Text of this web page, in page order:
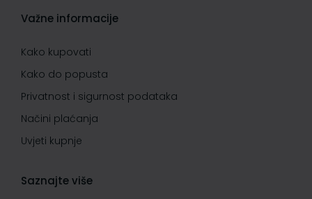
Važne informacije
Kako kupovati
Kako do popusta
Privatnost i sigurnost podataka
Načini plaćanja
Uvjeti kupnje
Saznajte više